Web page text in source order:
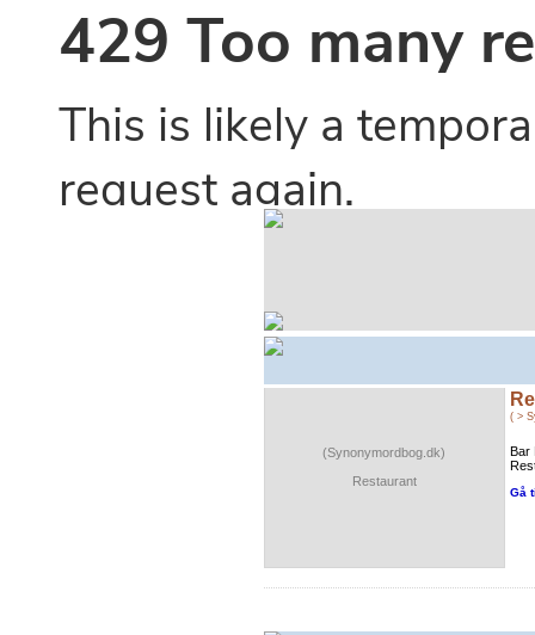
(Synonymordbog.dk)
Restaurant
( >
Bar
Gå